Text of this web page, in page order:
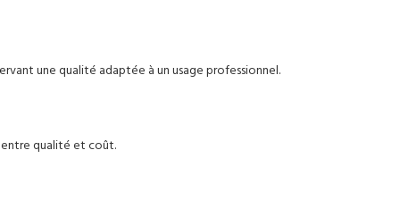
une qualité adaptée à un usage professionnel.
entre qualité et coût.